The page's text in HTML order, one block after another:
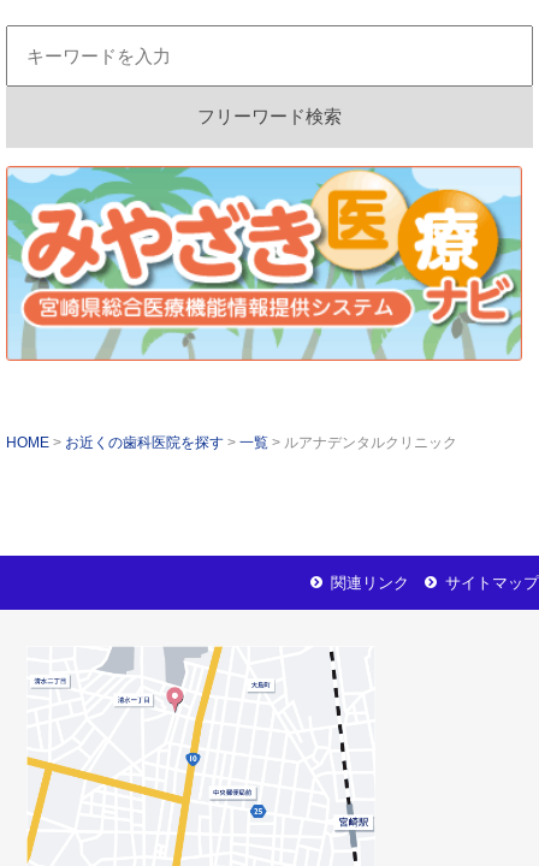
HOME お近くの歯科医院を探す 一覧 ルアナデンタルクリニック
サイトマップ
関連リンク